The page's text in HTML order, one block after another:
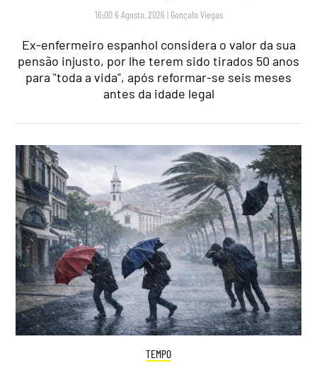
16:00 6 Agosto, 2026 | Gonçalo Viegas
Ex-enfermeiro espanhol considera o valor da sua
pensão injusto, por lhe terem sido tirados 50 anos
para "toda a vida", após reformar-se seis meses
antes da idade legal
TEMPO